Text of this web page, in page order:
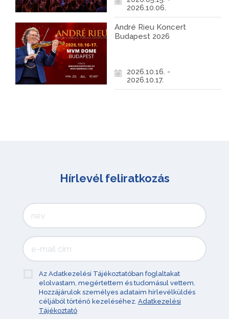
2026.10.06.
André Rieu Koncert
Budapest 2026
2026.10.16. -
2026.10.17.
Hírlevél feliratkozás
Az Adatkezelési Tájékoztatóban foglaltakat
elolvastam, megértettem és tudomásul vettem.
Hozzájárulok személyes adataim hírlevélküldés
céljából történő kezeléséhez. Adatkezelési
Tájékoztató